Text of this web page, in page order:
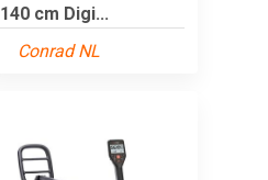
140 cm Digi...
Conrad NL